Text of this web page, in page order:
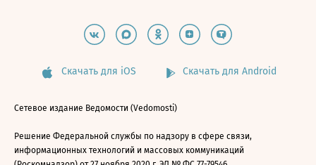
Скачать для iOS Скачать для Android
Сетевое издание Ведомости (Vedomosti)
Решение Федеральной службы по надзору в сфере связи,
информационных технологий и массовых коммуникаций